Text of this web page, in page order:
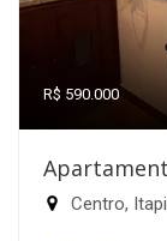
R$ 590.000
Centro,